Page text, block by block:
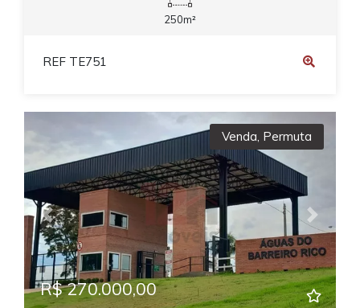
250m²
REF TE751
Previous Next
Venda, Permuta
R$ 270.000,00